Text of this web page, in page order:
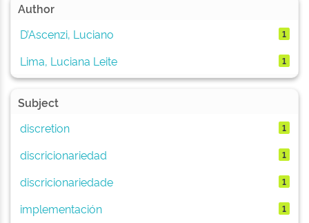
Author
D’Ascenzi, Luciano
1
Lima, Luciana Leite 1
Subject
discretion
1
discricionariedad 1
discricionariedade 1
implementación 1